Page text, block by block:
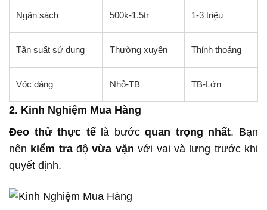
Ngân sách 500k-1.5tr 1-3 triệu
Tần suất sử dụng Thường xuyên Thỉnh thoảng
Vóc dáng Nhỏ-TB TB-Lớn
2. Kinh Nghiệm Mua Hàng
Đeo thử thực tếlà bướcquan trọng nhất. Bạn
nên kiểm trađộvừa vặn với vai và lưng trước khi
quyết định.